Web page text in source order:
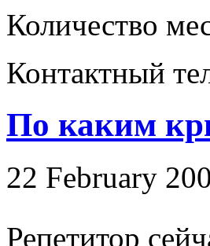
Количество
Контактный
По каким
22 February
Репетитор